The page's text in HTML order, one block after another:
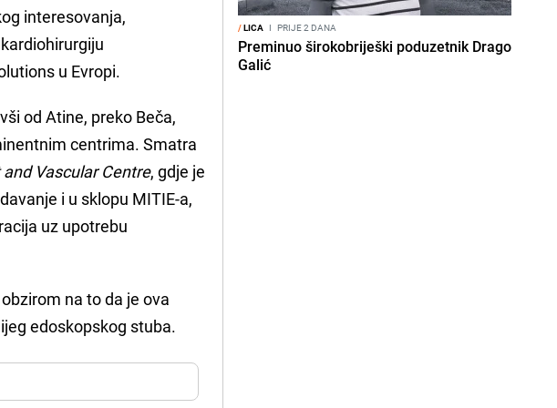
interesovanja,
u Evropi.
od Atine, preko Beča,
centrima. Smatra
Vascular Centre, gdje je
i u sklopu MITIE-a,
uz upotrebu
obzirom na to da je ova
edoskopskog stuba.
/LICA I PRIJE 2 DANA
Preminuo širokobriješki poduzetnik Drago
Galić